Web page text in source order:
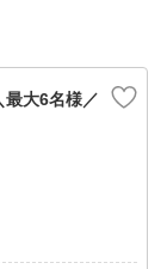
最大6名様／